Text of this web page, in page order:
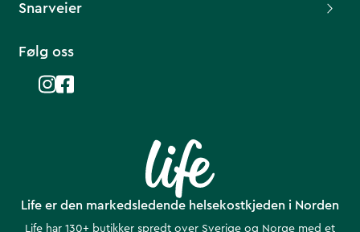
Life er den markedsledende helsekostkjeden i Norden
Life har 130+ butikker spredt over Sverige og Norge med et
Snarveier
Følg oss